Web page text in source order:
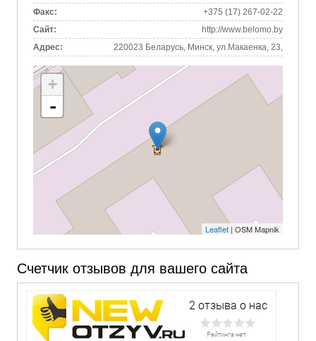
Факс:
+375 (17) 267-02-22
Сайт:
http://www.belomo.by
Адрес:
220023 Беларусь, Минск, ул.Макаенка, 23,
+
-
Leaflet| OSM Mapnik
Счетчик отзывов для вашего сайта